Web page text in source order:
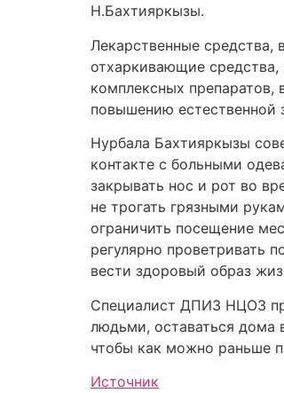
Н.Бахтияркызы.
Лекарственные
отхаркивающие средства,
комплексных
повышению естественной
Нурбала Бахтияркызы
контакте с больными
закрывать нос и рот во
не трогать грязными
ограничить посещение
регулярно проветривать
вести здоровый образ
Специалист ДПИЗ НЦОЗ
людьми, оставаться дома
чтобы как можно раньше
Источник